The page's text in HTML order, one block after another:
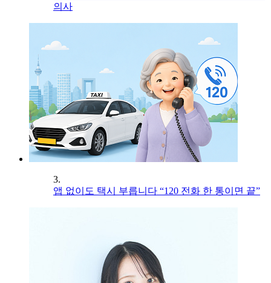
의사
3.
앱 없이도 택시 부릅니다 “120 전화 한 통이면 끝”